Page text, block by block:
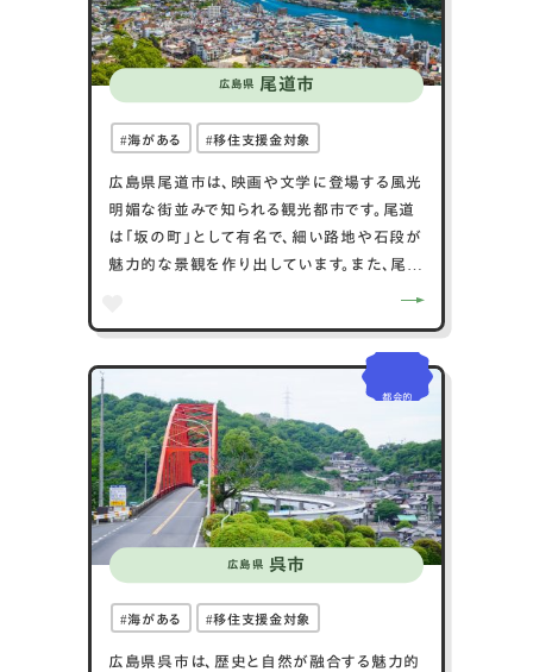
す。
広島県 尾道市
海がある 移住支援金対象
広島県尾道市は、映画や文学に登場する風光
明媚な街並みで知られる観光都市です。尾道
は「坂の町」として有名で、細い路地や石段が
魅力的な景観を作り出しています。また、尾道
浮かぶ美しい島々を結ぶしまなみ海道の起点
として、自転車旅行者にも人気です。尾道は、
文学者や映画監督に愛された場所で、多くの
作品の舞台となっており、文化的な魅力も豊
富です。
広島県 呉市
都会的
海がある 移住支援金対象
広島県呉市は、歴史と自然が融合する魅力的